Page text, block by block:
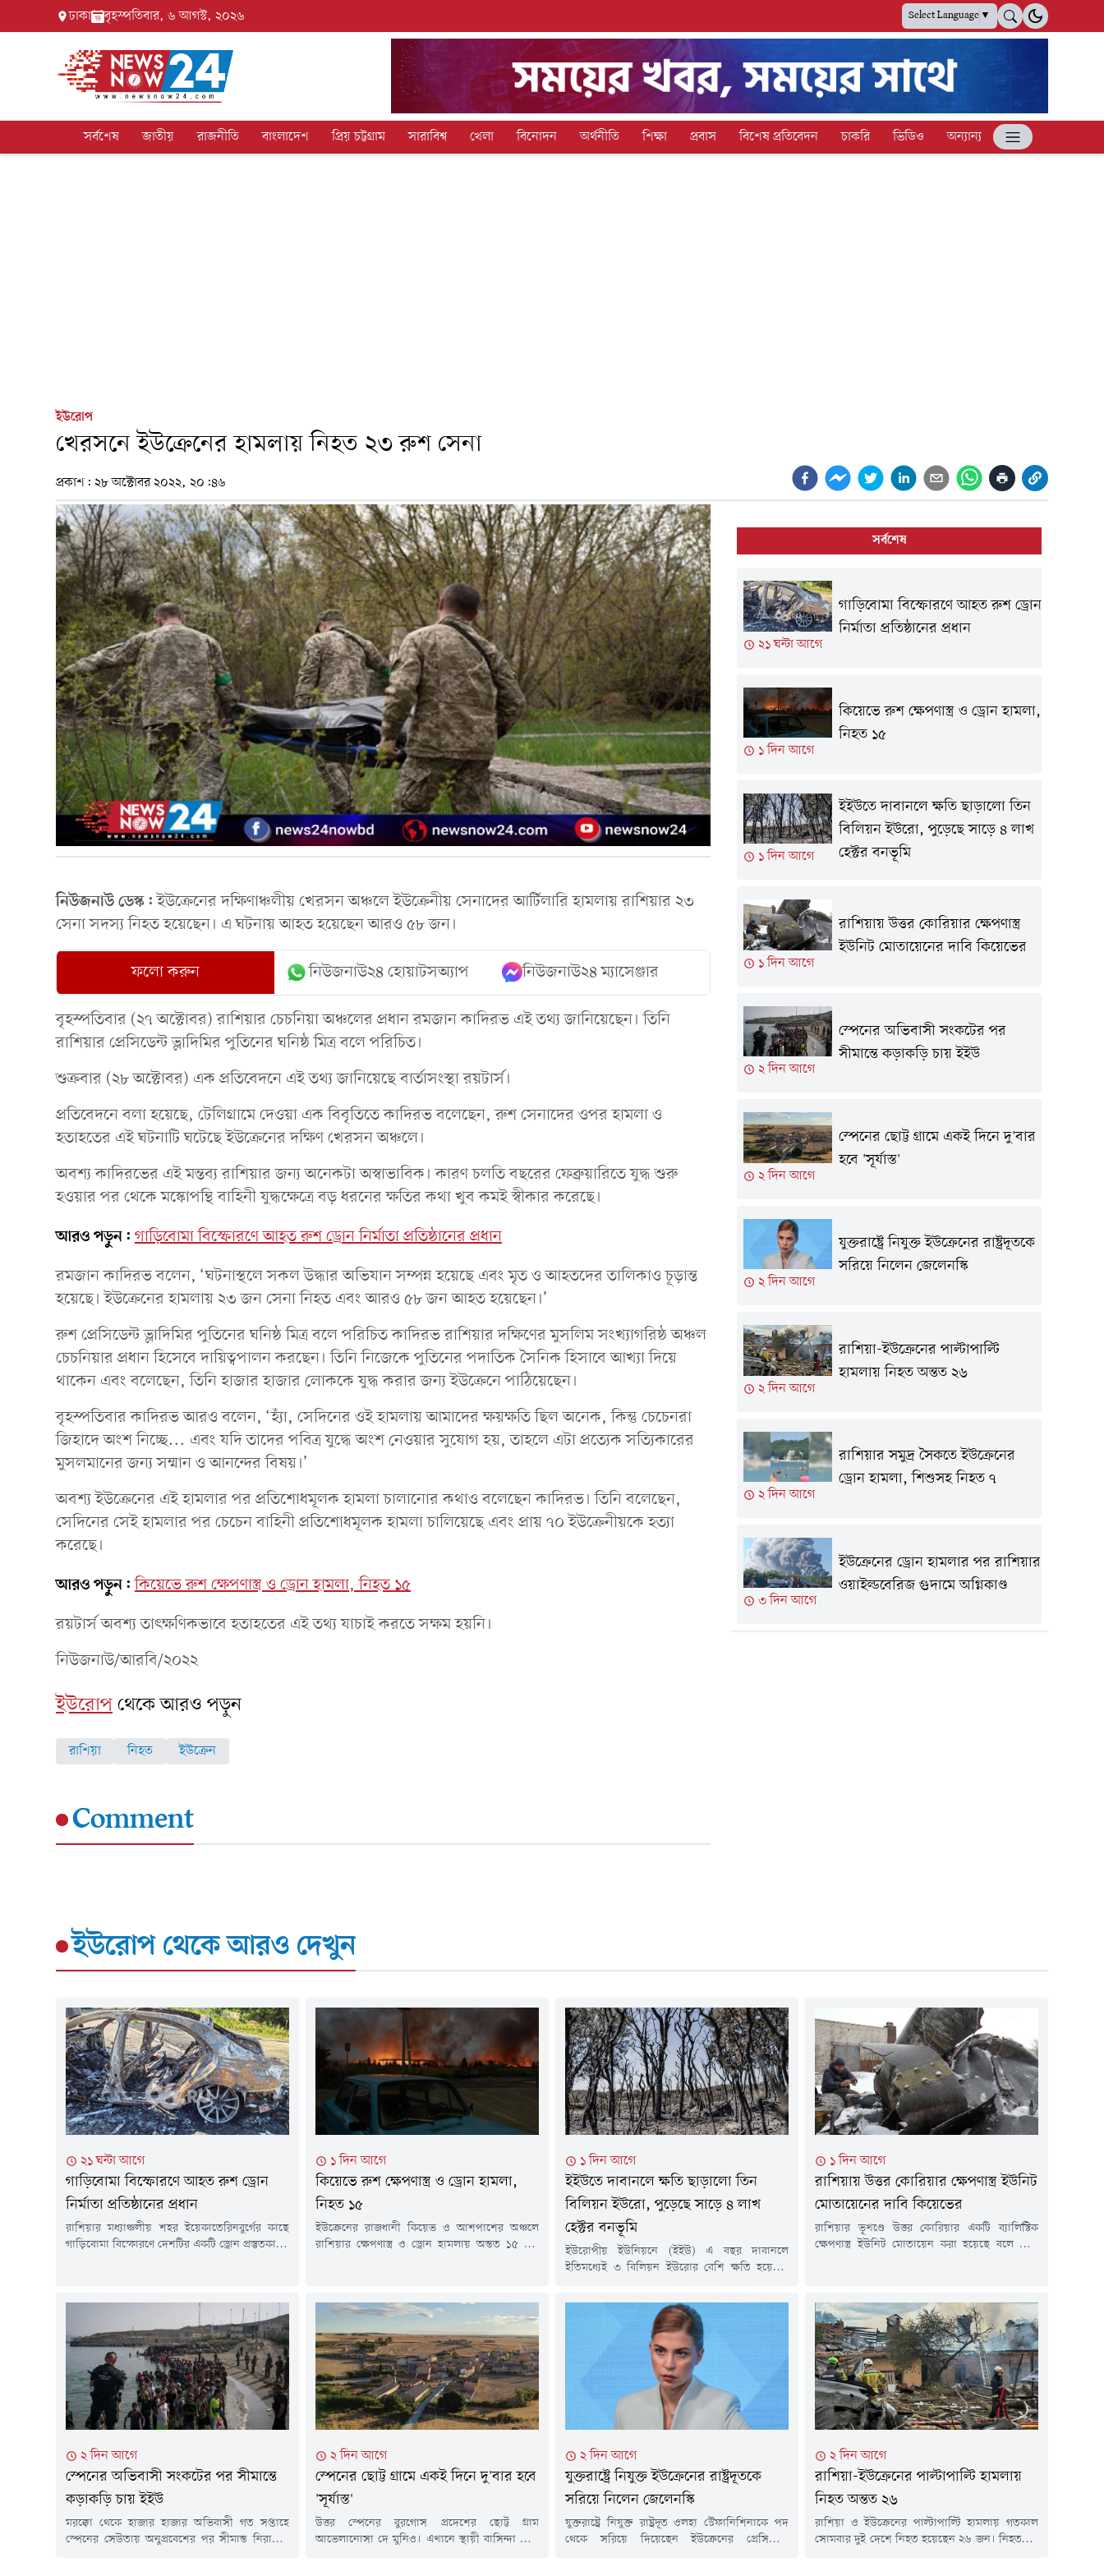
ঢাকা বৃহস্পতিবার, ৬ আগস্ট, ২০২৬ Select Language▼
সর্বশেষ জাতীয় রাজনীতি বাংলাদেশ প্রিয় চট্টগ্রাম সারাবিশ্ব খেলা বিনোদন অর্থনীতি শিক্ষা প্রবাস বিশেষ প্রতিবেদন চাকরি ভিডিও অন্যান্য
ইউরোপ
খেরসনে ইউক্রেনের হামলায় নিহত ২৩ রুশ সেনা
প্রকাশ: ২৮ অক্টোবর ২০২২, ২০:৪৬
নিউজনাউ ডেস্ক:ইউক্রেনের দক্ষিণাঞ্চলীয় খেরসন অঞ্চলে ইউক্রেনীয় সেনাদের আর্টিলারি হামলায় রাশিয়ার ২৩
সেনা সদস্য নিহত হয়েছেন। এ ঘটনায় আহত হয়েছেন আরও ৫৮ জন।
ফলো করুন নিউজনাউ২৪ হোয়াটসঅ্যাপ নিউজনাউ২৪ ম্যাসেঞ্জার
বৃহস্পতিবার (২৭ অক্টোবর) রাশিয়ার চেচনিয়া অঞ্চলের প্রধান রমজান কাদিরভ এই তথ্য জানিয়েছেন। তিনি
রাশিয়ার প্রেসিডেন্ট ভ্লাদিমির পুতিনের ঘনিষ্ঠ মিত্র বলে পরিচিত।
শুক্রবার (২৮ অক্টোবর) এক প্রতিবেদনে এই তথ্য জানিয়েছে বার্তাসংস্থা রয়টার্স।
প্রতিবেদনে বলা হয়েছে, টেলিগ্রামে দেওয়া এক বিবৃতিতে কাদিরভ বলেছেন, রুশ সেনাদের ওপর হামলা ও
হতাহতের এই ঘটনাটি ঘটেছে ইউক্রেনের দক্ষিণ খেরসন অঞ্চলে।
অবশ্য কাদিরভের এই মন্তব্য রাশিয়ার জন্য অনেকটা অস্বাভাবিক। কারণ চলতি বছরের ফেব্রুয়ারিতে যুদ্ধ শুরু
হওয়ার পর থেকে মস্কোপন্থি বাহিনী যুদ্ধক্ষেত্রে বড় ধরনের ক্ষতির কথা খুব কমই স্বীকার করেছে।
আরও পড়ুন: গাড়িবোমা বিস্ফোরণে আহত রুশ ড্রোন নির্মাতা প্রতিষ্ঠানের প্রধান
রমজান কাদিরভ বলেন, ‘ঘটনাস্থলে সকল উদ্ধার অভিযান সম্পন্ন হয়েছে এবং মৃত ও আহতদের তালিকাও চূড়ান্ত
হয়েছে। ইউক্রেনের হামলায় ২৩ জন সেনা নিহত এবং আরও ৫৮ জন আহত হয়েছেন।’
রুশ প্রেসিডেন্ট ভ্লাদিমির পুতিনের ঘনিষ্ঠ মিত্র বলে পরিচিত কাদিরভ রাশিয়ার দক্ষিণের মুসলিম সংখ্যাগরিষ্ঠ অঞ্চল
চেচনিয়ার প্রধান হিসেবে দায়িত্বপালন করছেন। তিনি নিজেকে পুতিনের পদাতিক সৈনিক হিসাবে আখ্যা দিয়ে
থাকেন এবং বলেছেন, তিনি হাজার হাজার লোককে যুদ্ধ করার জন্য ইউক্রেনে পাঠিয়েছেন।
বৃহস্পতিবার কাদিরভ আরও বলেন, ‘হ্যাঁ, সেদিনের ওই হামলায় আমাদের ক্ষয়ক্ষতি ছিল অনেক, কিন্তু চেচেনরা
জিহাদে অংশ নিচ্ছে... এবং যদি তাদের পবিত্র যুদ্ধে অংশ নেওয়ার সুযোগ হয়, তাহলে এটা প্রত্যেক সত্যিকারের
মুসলমানের জন্য সম্মান ও আনন্দের বিষয়।’
অবশ্য ইউক্রেনের এই হামলার পর প্রতিশোধমূলক হামলা চালানোর কথাও বলেছেন কাদিরভ। তিনি বলেছেন,
সেদিনের সেই হামলার পর চেচেন বাহিনী প্রতিশোধমূলক হামলা চালিয়েছে এবং প্রায় ৭০ ইউক্রেনীয়কে হত্যা
করেছে।
আরও পড়ুন: কিয়েভে রুশ ক্ষেপণাস্ত্র ও ড্রোন হামলা, নিহত ১৫
রয়টার্স অবশ্য তাৎক্ষণিকভাবে হতাহতের এই তথ্য যাচাই করতে সক্ষম হয়নি।
নিউজনাউ/আরবি/২০২২
ইউরোপথেকে আরও পড়ুন
রাশিয়া নিহত ইউক্রেন
Comment
সর্বশেষ
২১ ঘন্টা আগে
গাড়িবোমা বিস্ফোরণে আহত রুশ ড্রোন
নির্মাতা প্রতিষ্ঠানের প্রধান
১ দিন আগে
কিয়েভে রুশ ক্ষেপণাস্ত্র ও ড্রোন হামলা,
নিহত ১৫
১ দিন আগে
ইইউতে দাবানলে ক্ষতি ছাড়ালো তিন
বিলিয়ন ইউরো, পুড়েছে সাড়ে ৪ লাখ
হেক্টর বনভূমি
১ দিন আগে
রাশিয়ায় উত্তর কোরিয়ার ক্ষেপণাস্ত্র
ইউনিট মোতায়েনের দাবি কিয়েভের
২ দিন আগে
স্পেনের অভিবাসী সংকটের পর
সীমান্তে কড়াকড়ি চায় ইইউ
২ দিন আগে
স্পেনের ছোট্ট গ্রামে একই দিনে দু'বার
হবে 'সূর্যাস্ত'
২ দিন আগে
যুক্তরাষ্ট্রে নিযুক্ত ইউক্রেনের রাষ্ট্রদূতকে
সরিয়ে নিলেন জেলেনস্কি
২ দিন আগে
রাশিয়া-ইউক্রেনের পাল্টাপাল্টি
হামলায় নিহত অন্তত ২৬
২ দিন আগে
রাশিয়ার সমুদ্র সৈকতে ইউক্রেনের
ড্রোন হামলা, শিশুসহ নিহত ৭
৩ দিন আগে
ইউক্রেনের ড্রোন হামলার পর রাশিয়ার
ওয়াইল্ডবেরিজ গুদামে অগ্নিকাণ্ড
ইউরোপথেকে আরও দেখুন
২১ ঘন্টা আগে
গাড়িবোমা বিস্ফোরণে আহত রুশ ড্রোন
নির্মাতা প্রতিষ্ঠানের প্রধান
রাশিয়ার মধ্যাঞ্চলীয় শহর ইয়েকাতেরিনবুর্গের কাছে
গাড়িবোমা বিস্ফোরণে দেশটির একটি ড্রোন প্রস্তুতকারক
এসেছে।আহত ভ্লাদিমির তাকাচুক 'উরালদ্রোনজাভোদ'
নামের প্রতিষ্ঠানটির প্রধান। বর্তমানে তিনি
হাসপাতালের নিবিড় পরিচর্যা কেন্দ্রে (আইসিইউ)
চিকিৎসাধীন। রুশ রাষ্ট্রীয় বার্তা...
১ দিন আগে
কিয়েভে রুশ ক্ষেপণাস্ত্র ও ড্রোন হামলা,
নিহত ১৫
ইউক্রেনের রাজধানী কিয়েভ ও আশপাশের অঞ্চলে
রাশিয়ার ক্ষেপণাস্ত্র ও ড্রোন হামলায় অন্তত ১৫ জন
ভবন ও বিভিন্ন স্থাপনা ক্ষতিগ্রস্ত হয়েছে। চার বছরের
বেশি সময় ধরে চলা রাশিয়ার পূর্ণমাত্রার আগ্রাসনের
মধ্যে এটি...
১ দিন আগে
ইইউতে দাবানলে ক্ষতি ছাড়ালো তিন
বিলিয়ন ইউরো, পুড়েছে সাড়ে ৪ লাখ
হেক্টর বনভূমি
ইউরোপীয় ইউনিয়নে (ইইউ) এ বছর দাবানলে
ইতিমধ্যেই ৩ বিলিয়ন ইউরোর বেশি ক্ষতি হয়েছে।
ক্ষতিকেও ছাড়িয়ে গেছে।ফাইন্যান্সিয়াল টাইমসের এক
প্রতিবেদনে এই তথ্য উঠে এসেছে।ফ্রান্স, স্পেন,
পর্তুগাল, গ্রিস ও রোমানিয়ায় চলমান অগ্নিকাণ্ড
মৌসুমের প্রথম দুই মাসেই প্রায় সাড়ে চার লাখ হেক্টর
জমি আগুনে ভস্মীভূত হয়েছে। প্রতিবেদনে বলা...
১ দিন আগে
রাশিয়ায় উত্তর কোরিয়ার ক্ষেপণাস্ত্র ইউনিট
মোতায়েনের দাবি কিয়েভের
রাশিয়ার ভূখণ্ডে উত্তর কোরিয়ার একটি ব্যালিস্টিক
ক্ষেপণাস্ত্র ইউনিট মোতায়েন করা হয়েছে বলে দাবি
যা ইউক্রেনের বিভিন্ন লক্ষ্যবস্তুতে হামলায় ব্যবহার করা
হতে পারে।ইউক্রেনীয় সামরিক গোয়েন্দা কর্মকর্তা
আন্দ্রি চেরনিয়াক জানান, প্রায় ৯০ সদস্যের উত্তর
কোরীয়...
২ দিন আগে
স্পেনের অভিবাসী সংকটের পর সীমান্তে
কড়াকড়ি চায় ইইউ
মরক্কো থেকে হাজার হাজার অভিবাসী গত সপ্তাহে
স্পেনের সেউতায় অনুপ্রবেশের পর সীমান্ত নিরাপত্তা
২ দিন আগে
স্পেনের ছোট্ট গ্রামে একই দিনে দু'বার হবে
'সূর্যাস্ত'
উত্তর স্পেনের বুরগোস প্রদেশের ছোট্ট গ্রাম
আভেলানোসা দে মুনিও। এখানে স্থায়ী বাসিন্দা খুবই
২ দিন আগে
যুক্তরাষ্ট্রে নিযুক্ত ইউক্রেনের রাষ্ট্রদূতকে
সরিয়ে নিলেন জেলেনস্কি
যুক্তরাষ্ট্রে নিযুক্ত রাষ্ট্রদূত ওলহা স্টেফানিশিনাকে পদ
থেকে সরিয়ে দিয়েছেন ইউক্রেনের প্রেসিডেন্ট
২ দিন আগে
রাশিয়া-ইউক্রেনের পাল্টাপাল্টি হামলায়
নিহত অন্তত ২৬
রাশিয়া ও ইউক্রেনের পাল্টাপাল্টি হামলায় গতকাল
সোমবার দুই দেশে নিহত হয়েছেন ২৬ জন। নিহতদের